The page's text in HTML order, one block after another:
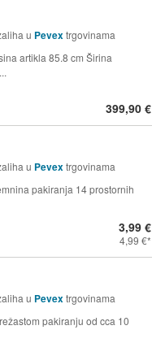
u Pevextrgovinama
artikla 85.8 cm Širina
399,90 €
u Pevextrgovinama
pakiranja 14 prostornih
3,99 €
4,99 €
u Pevextrgovinama
pakiranju od cca 10